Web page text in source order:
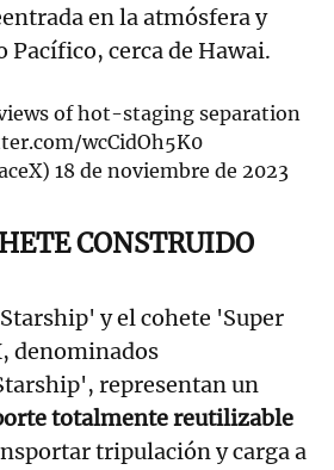
en la atmósfera y
Pacífico, cerca de Hawai.
of hot-staging separation
wcCidOh5K0
18 de noviembre de 2023
CONSTRUIDO
y el cohete 'Super
denominados
representan un
totalmente reutilizable
tripulación y carga a